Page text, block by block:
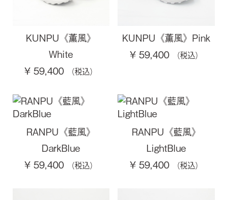
KUNPU《薫風》
White
¥ 59,400
KUNPU《薫風》Pink
¥ 59,400
RANPU《藍風》
DarkBlue
¥ 59,400
RANPU《藍風》
LightBlue
¥ 59,400